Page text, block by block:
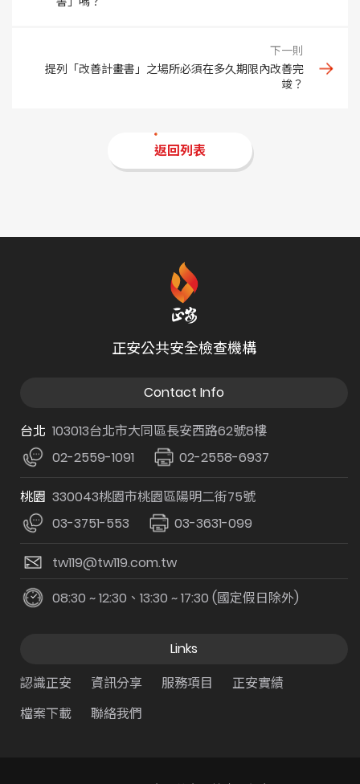
提列「改善計畫書」之場所必須在多久期限內改善完
竣？
返回列表
正安公共安全檢查機構
Contact Info
台北 103013台北市大同區長安西路62號8樓
02-2559-1091
02-2558-6937
桃園 330043桃園市桃園區陽明二街75號
03-3751-553
03-3631-099
tw119@tw119.com.tw
08:30 ~ 12:30、13:30 ~ 17:30 (國定假日除外)
Links
認識正安
資訊分享 服務項目
正安實績
檔案下載
聯絡我們